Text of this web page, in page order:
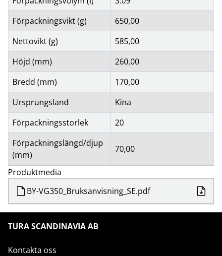
Förpackningsvikt (g)
650,00
Nettovikt (g)
585,00
Höjd (mm)
260,00
Bredd (mm)
170,00
Ursprungsland
Kina
Förpackningsstorlek
20
Förpackningslängd/djup
(mm)
70,00
Produktmedia
BY-VG350_Bruksanvisning_SE.pdf
TURA SCANDINAVIA AB
Kontakta oss